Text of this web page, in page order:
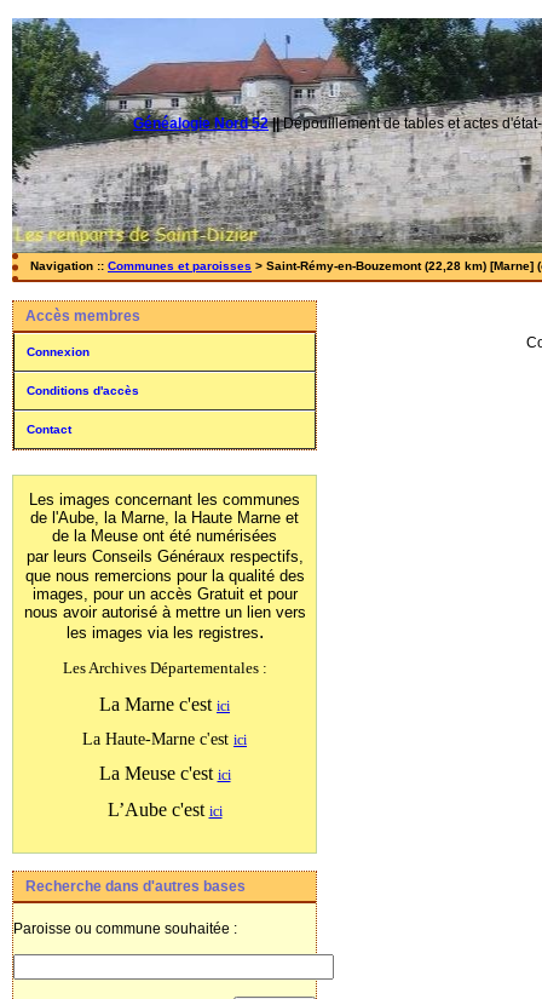
Généalogie Nord 52||Dépouillement de tables et actes
Navigation :: Communes et paroisses > Saint-Rémy-en-Bouzemont (22,28 km) [Marne]
Accès membres
Connexion
Conditions d'accès
Contact
Les images concernant les communes
de l'Aube, la Marne, la Haute Marne et
de la Meuse ont été numérisées
par leurs Conseils Généraux respectifs,
que nous remercions pour la qualité des
images, pour un accès Gratuit et pour
nous avoir autorisé à mettre un lien vers
les images via les registres.
Les Archives Départementales :
La Marne c'est ici
La Haute-Marne c'est ici
La Meuse c'est ici
L’Aube c'est ici
Recherche dans d'autres bases
Paroisse ou commune souhaitée :